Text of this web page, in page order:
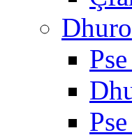
Dhuro